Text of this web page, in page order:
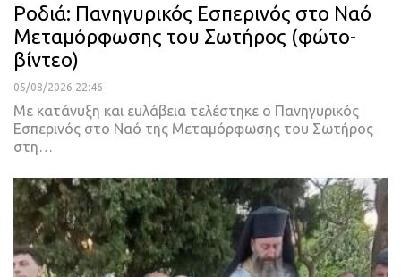
Ροδιά: Πανηγυρικός Εσπερινός στο Ναό
Μεταμόρφωσης του Σωτήρος (φώτο-
βίντεο)
05/08/2026 22:46
Με κατάνυξη και ευλάβεια τελέστηκε ο Πανηγυρικός
Εσπερινός στο Ναό της Μεταμόρφωσης του Σωτήρος
στη…